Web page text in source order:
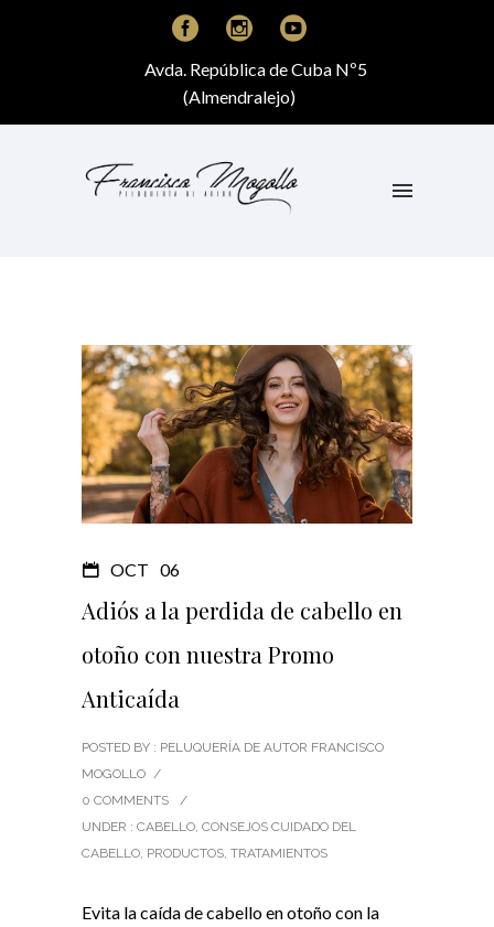
Avda. República de Cuba Nº5
(Almendralejo)
OCT 06
Adiós a la perdida de cabello en
otoño con nuestra Promo
Anticaída
POSTED BY : PELUQUERÍA DE AUTOR FRANCISCO
MOGOLLO /
0 COMMENTS
/
UNDER : CABELLO, CONSEJOS CUIDADO DEL
CABELLO, PRODUCTOS, TRATAMIENTOS
Evita la caída de cabello en otoño con la